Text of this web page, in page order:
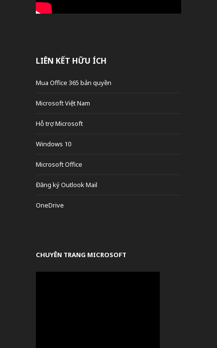
LIÊN KẾT HỮU ÍCH
Mua Office 365 bản quyền
Microsoft Việt Nam
Hỗ trợ Microsoft
Windows 10
Microsoft Office
Đăng ký Outlook Mail
OneDrive
CHUYÊN TRANG MICROSOFT